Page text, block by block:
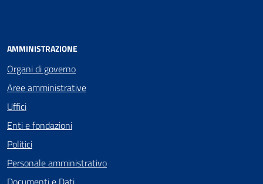
AMMINISTRAZIONE
Organi di governo
Aree amministrative
Uffici
Enti e fondazioni
Politici
Personale amministrativo